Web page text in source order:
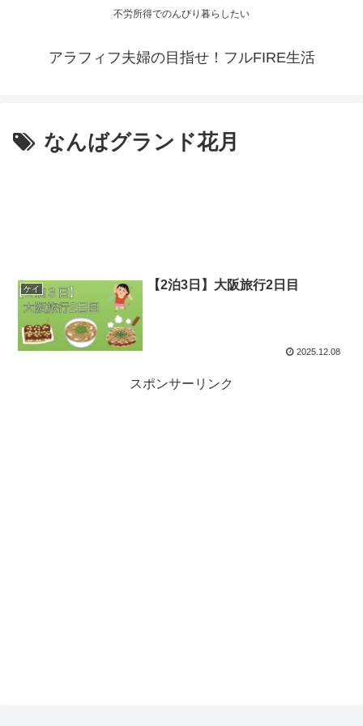
不労所得でのんびり暮らしたい
アラフィフ夫婦の目指せ！フルFIRE生活
なんばグランド花月
ケイ 【2泊3日】大阪旅行2日目
2025.12.08
スポンサーリンク